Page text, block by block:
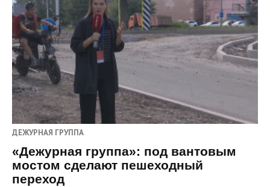
ДЕЖУРНАЯ ГРУППА
«Дежурная группа»: под вантовым
мостом сделают пешеходный
переход